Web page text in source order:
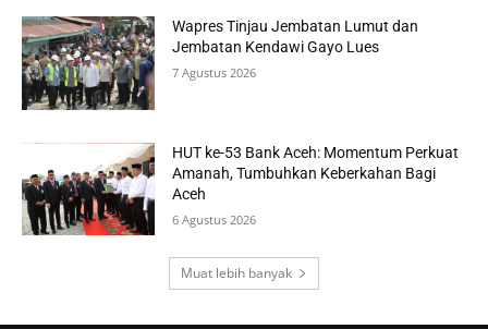
Wapres Tinjau Jembatan Lumut dan
Jembatan Kendawi Gayo Lues
7 Agustus 2026
HUT ke-53 Bank Aceh: Momentum Perkuat
Amanah, Tumbuhkan Keberkahan Bagi
Aceh
6 Agustus 2026
Muat lebih banyak